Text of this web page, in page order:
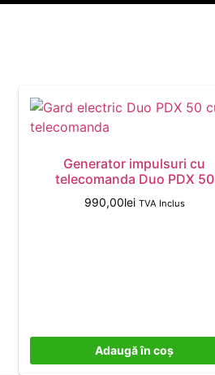
Generator impulsuri cu
telecomanda Duo PDX 50
990,00lei TVA Inclus
Adaugă în coș